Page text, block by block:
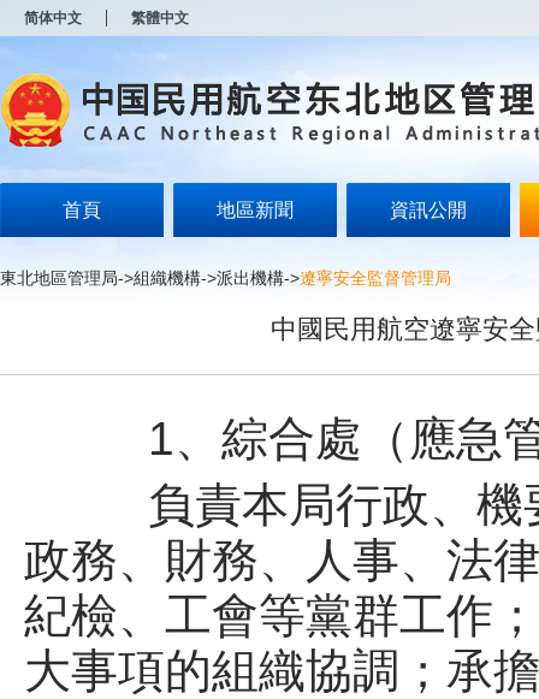
简体中文 繁體中文
首頁 地區新聞 資訊公開
東北地區管理局->組織機構->派出機構->遼寧安全監督管理局
中國民用航空遼寧安
1、綜合處（應急
負責本局行政、機
政務、財務、人事、法
紀檢、工會等黨群工作
大事項的組織協調；承
开
无
障
说
按
Alt
键